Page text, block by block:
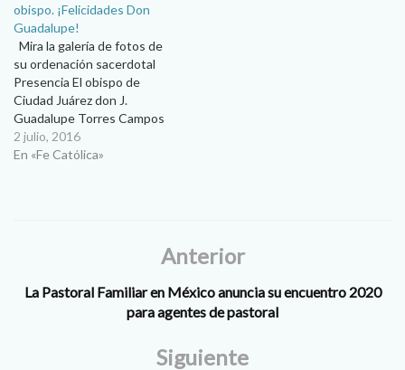
obispo. ¡Felicidades Don
Guadalupe!
Mira la galería de fotos de
su ordenación sacerdotal
Presencia El obispo de
Ciudad Juárez don J.
Guadalupe Torres Campos
celebra hoy sábado 2 de
Julio, su 32 aniversario de
2 julio, 2016
En «Fe Católica»
Anterior
La Pastoral Familiar en México anuncia su encuentro 2020
para agentes de pastoral
Siguiente